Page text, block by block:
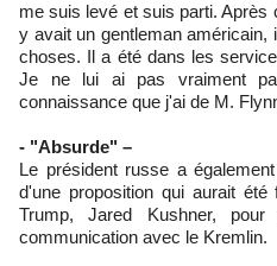
me suis levé et suis parti.
y avait un gentleman américain,
choses. Il a été dans les
Je ne lui ai pas vraiment
connaissance que j'ai de M.
- "Absurde" –
Le président russe a
d'une proposition qui aurait
Trump, Jared Kushner,
communication avec le Kremlin.